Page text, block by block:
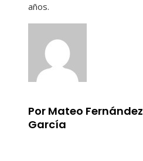
años.
Por Mateo Fernández
García